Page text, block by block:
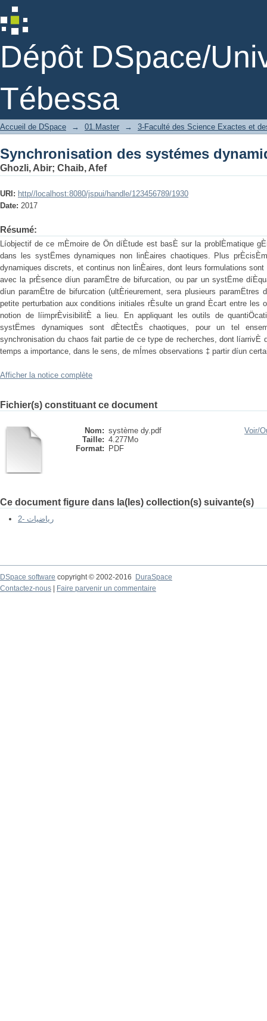
Dépôt DSpace/
Tébessa
Synchronisation des systémes
Accueil de DSpace → 01.Master → 3-Faculté des Science Exactes et
Synchronisation des systémes
Ghozli, Abir; Chaib, Afef
URI: http//localhost:8080/jspui/handle/123456789/1930
Date: 2017
Résumé:
Líobjectif de ce mÈmoire de Ön díÈtude est basÈ sur la problÈmatique
dans les systËmes dynamiques non linÈaires chaotiques. Plus
dynamiques discrets, et continus non linÈaires, dont leurs formulations
avec la prÈsence díun paramËtre de bifurcation, ou par un systËme
díun paramËtre de bifurcation (ultÈrieurement, sera plusieurs paramËtres
petite perturbation aux conditions initiales rÈsulte un grand Ècart entre les
notion de líimprÈvisibilitÈ a lieu. En appliquant les outils de
systËmes dynamiques sont dÈtectÈs chaotiques, pour un tel
synchronisation du chaos fait partie de ce type de recherches, dont líarrivÈ
temps a importance, dans le sens, de mÍmes observations ‡ partir díun
Afficher la notice complète
Fichier(s) constituant ce document
Nom: système dy.pdf
Taille: 4.277Mo
Format:
PDF
Voir/
Ce document figure dans la(les) collection(s) suivante(s)
2- رياضيات
DSpace software copyright © 2002-2016
DuraSpace
Contactez-nous
Faire parvenir un commentaire